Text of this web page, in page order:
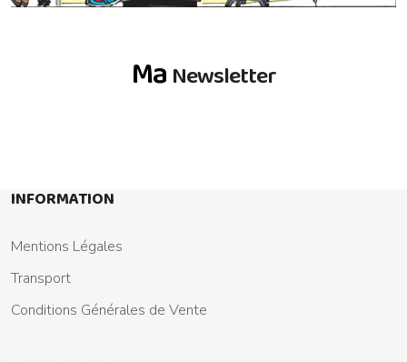
Ma Newsletter
INFORMATION
Mentions Légales
Transport
Conditions Générales de Vente